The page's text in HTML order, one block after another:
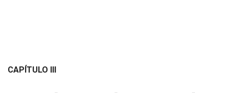
CAPÍTULO III